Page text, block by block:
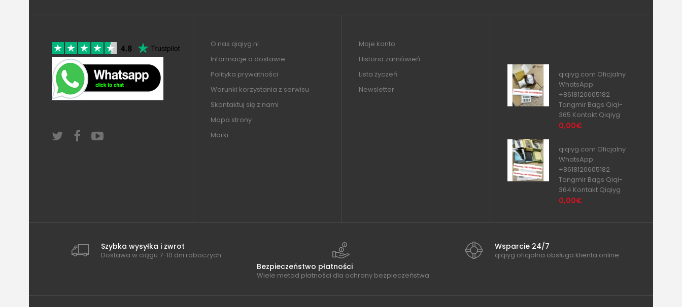
O nas qiqiyg.nl
Informacje o dostawie
Polityka prywatności
Warunki korzystania z serwisu
Skontaktuj się z nami
Mapa strony
Marki
Moje konto
Historia zamówień
Lista życzeń
Newsletter
qiqiyg.com Oficjalny
WhatsApp:
+8618120605182
Tangmir Bags Qiqi-
365 Kontakt Qiqiyg
0,00€
qiqiyg.com Oficjalny
WhatsApp:
+8618120605182
Tangmir Bags Qiqi-
364 Kontakt Qiqiyg
0,00€
Szybka wysyłka i zwrot
Dostawa w ciągu 7-10 dni roboczych
Bezpieczeństwo płatności
Wiele metod płatności dla ochrony bezpieczeństwa
Wsparcie 24/7
qiqiyg oficjalna obsługa klienta online